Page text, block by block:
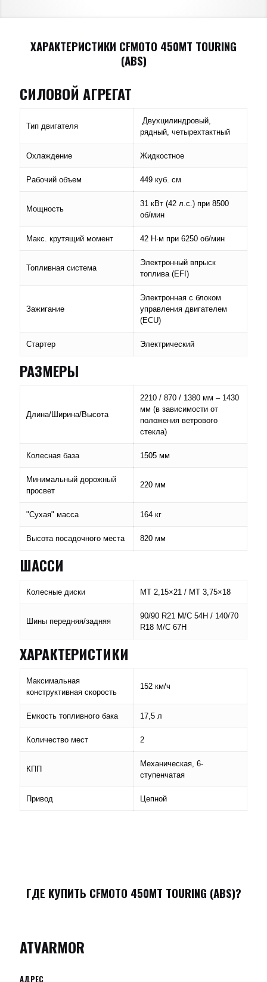
ХАРАКТЕРИСТИКИ CFMOTO 450MT TOURING
(ABS)
СИЛОВОЙ АГРЕГАТ
Тип двигателя
Двухцилиндровый,
рядный, четырехтактный
Охлаждение Жидкостное
Рабочий объем 449 куб. см
Мощность
31 кВт (42 л.с.) при 8500
об/мин
Макс. крутящий момент 42 Н∙м при 6250 об/мин
Топливная система
Электронный впрыск
топлива (EFI)
Зажигание
Электронная с блоком
управления двигателем
(ECU)
Стартер Электрический
РАЗМЕРЫ
Длина/Ширина/Высота
2210 / 870 / 1380 мм – 1430
мм (в зависимости от
положения ветрового
стекла)
Колесная база 1505 мм
Минимальный дорожный
просвет
220 мм
"Сухая" масса 164 кг
Высота посадочного места 820 мм
ШАССИ
Колесные диски MT 2,15×21 / MT 3,75×18
Шины передняя/задняя
90/90 R21 M/C 54H / 140/70
R18 M/C 67H
ХАРАКТЕРИСТИКИ
Максимальная
конструктивная скорость
152 км/ч
Емкость топливного бака 17,5 л
Количество мест 2
КПП
Механическая, 6-
ступенчатая
Привод Цепной
ГДЕ КУПИТЬ CFMOTO 450MT TOURING (ABS)?
ATVARMOR
АДРЕС